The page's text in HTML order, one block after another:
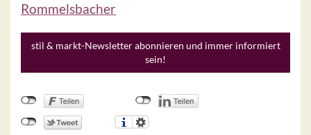
Rommelsbacher
stil & markt-Newsletter abonnieren und immer informiert
sein!